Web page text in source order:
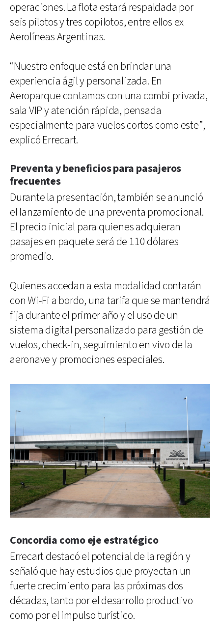
operaciones. La flota estará respaldada por
seis pilotos y tres copilotos, entre ellos ex
Aerolíneas Argentinas.
“Nuestro enfoque está en brindar una
experiencia ágil y personalizada. En
Aeroparque contamos con una combi privada,
sala VIP y atención rápida, pensada
especialmente para vuelos cortos como este”,
explicó Errecart.
Preventa y beneficios para pasajeros
frecuentes
Durante la presentación, también se anunció
el lanzamiento de una preventa promocional.
El precio inicial para quienes adquieran
pasajes en paquete será de 110 dólares
promedio.
Quienes accedan a esta modalidad contarán
con Wi-Fi a bordo, una tarifa que se mantendrá
fija durante el primer año y el uso de un
sistema digital personalizado para gestión de
vuelos, check-in, seguimiento en vivo de la
aeronave y promociones especiales.
Concordia como eje estratégico
Errecart destacó el potencial de la región y
señaló que hay estudios que proyectan un
fuerte crecimiento para las próximas dos
décadas, tanto por el desarrollo productivo
como por el impulso turístico.